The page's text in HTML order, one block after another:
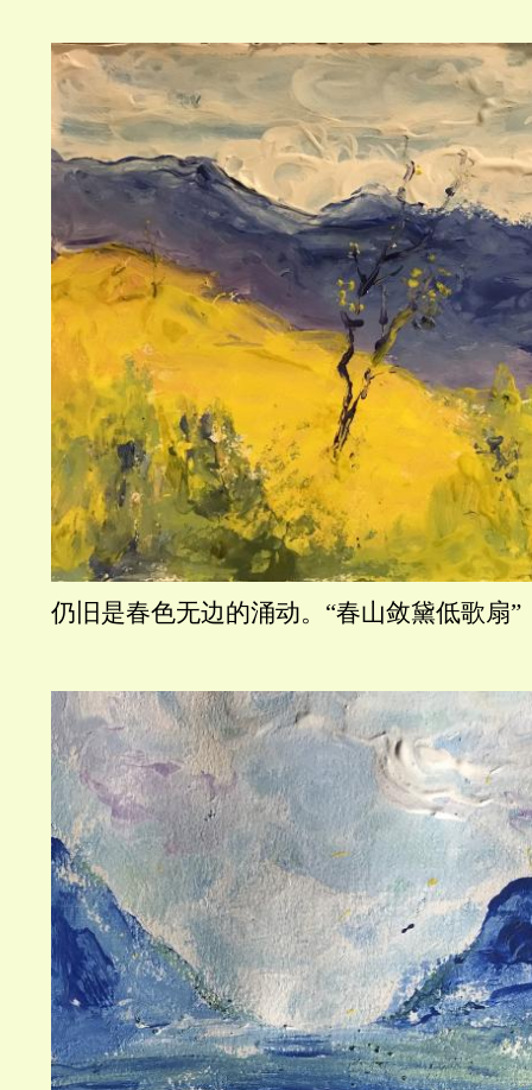
仍旧是春色无边的涌动。“春山敛黛低歌扇”